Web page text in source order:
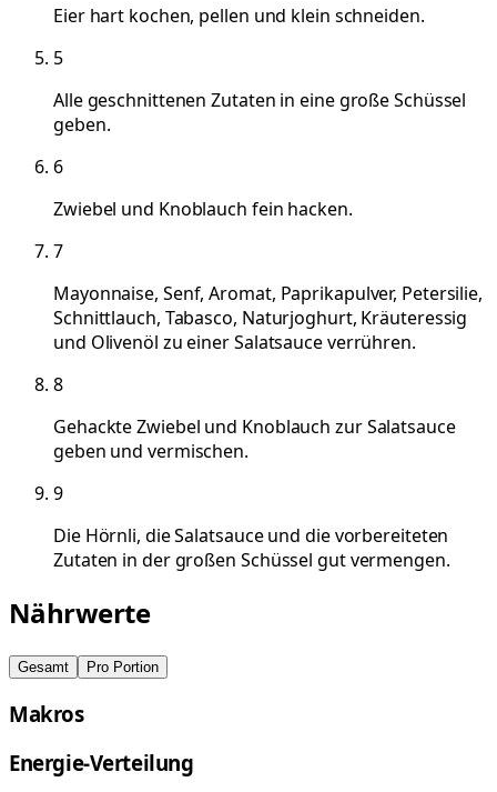
Eier hart kochen, pellen und klein schneiden.
5
Alle geschnittenen Zutaten in eine große Schüssel
geben.
6
Zwiebel und Knoblauch fein hacken.
7
Mayonnaise, Senf, Aromat, Paprikapulver, Petersilie,
Schnittlauch, Tabasco, Naturjoghurt, Kräuteressig
und Olivenöl zu einer Salatsauce verrühren.
8
Gehackte Zwiebel und Knoblauch zur Salatsauce
geben und vermischen.
9
Die Hörnli, die Salatsauce und die vorbereiteten
Zutaten in der großen Schüssel gut vermengen.
Nährwerte
Gesamt Pro Portion
Makros
Energie-Verteilung